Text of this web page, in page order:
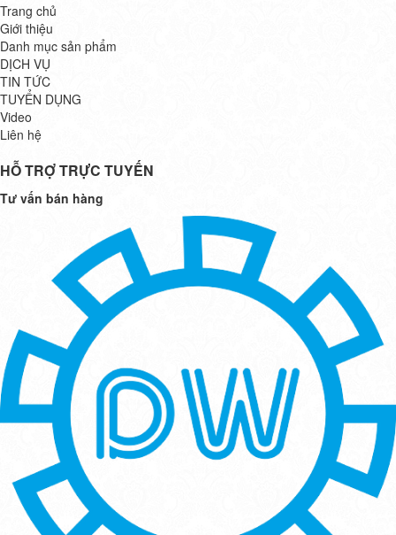
Trang chủ
Giới thiệu
Danh mục sản phẩm
DỊCH VỤ
TIN TỨC
TUYỂN DỤNG
Video
Liên hệ
HỖ TRỢ TRỰC TUYẾN
Tư vấn bán hàng